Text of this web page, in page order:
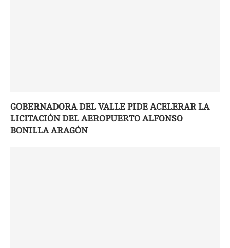
GOBERNADORA DEL VALLE PIDE ACELERAR LA
LICITACIÓN DEL AEROPUERTO ALFONSO
BONILLA ARAGÓN